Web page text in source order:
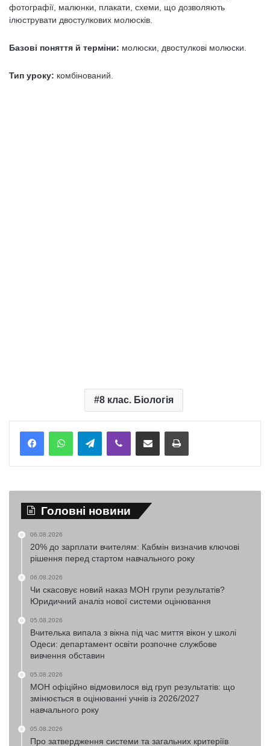
фотографії, малюнки, плакати, схеми, що дозволяють
ілюструвати двостулкових молюсків.
Базові поняття й терміни: молюски, двостулкові молюски.
Тип уроку: комбінований.
8 клас. Біологія
TelegramViber Надіслати електронною поштоюНадрукувати
Головні новини
06.08.2026
20% до зарплати вчителям: Кабмін визначив ключові
рішення перед стартом навчального року
06.08.2026
Чи скасовує новий наказ МОН групи результатів?
Юридичний аналіз нової системи оцінювання
05.08.2026
Вчителька випала з вікна під час миття вікон у школі
Одеси: департамент освіти розпочне службове
вивчення обставин
05.08.2026
МОН офіційно відмовилося від груп результатів: що
змінюється в оцінюванні учнів із 2026/2027
навчального року
05.08.2026
Про затвердження системи та загальних критеріїв